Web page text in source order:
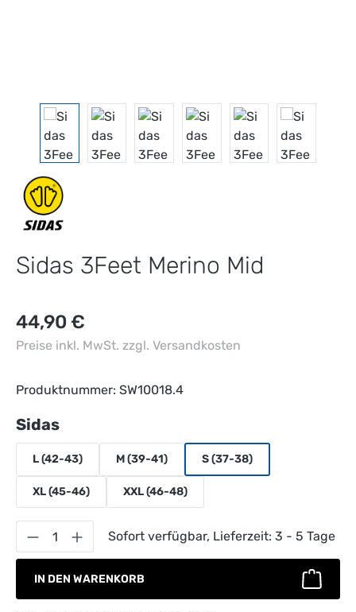
Sidas 3Feet Merino Mid
Regulärer Preis:
44,90 €
Preise inkl. MwSt. zzgl. Versandkosten
Produktnummer: SW10018.4
Sidasauswählen
L (42-43) M (39-41) S (37-38)
XL (45-46) XXL (46-48)
Produkt Anzahl: Gib den gewünschten
Sofort verfügbar, Lieferzeit: 3 - 5 Tage
IN DEN WARENKORB